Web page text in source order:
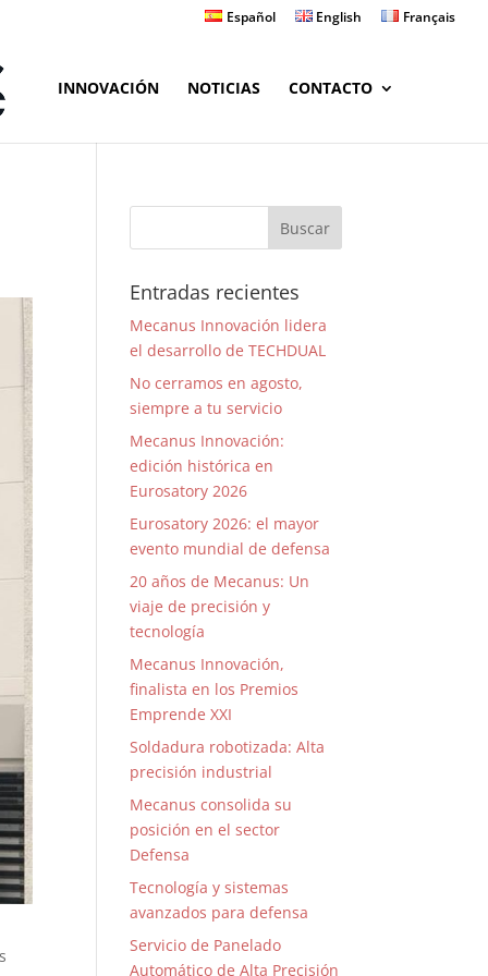
Español English Français
INNOVACIÓN NOTICIAS CONTACTO
Entradas recientes
Mecanus Innovación lidera
el desarrollo de TECHDUAL
No cerramos en agosto,
siempre a tu servicio
Mecanus Innovación:
edición histórica en
Eurosatory 2026
Eurosatory 2026: el mayor
evento mundial de defensa
20 años de Mecanus: Un
viaje de precisión y
tecnología
Mecanus Innovación,
finalista en los Premios
Emprende XXI
Soldadura robotizada: Alta
precisión industrial
Mecanus consolida su
posición en el sector
Defensa
Tecnología y sistemas
avanzados para defensa
Servicio de Panelado
Automático de Alta Precisión